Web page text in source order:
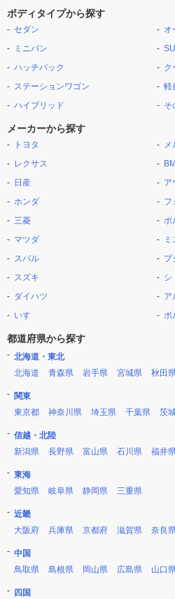
ボディタイプから探す
セダン
ミニバン
ハッチバック
ステーションワゴン
ハイブリッド
オ
ク
軽
そ
メーカーから探す
トヨタ
レクサス
日産
ホンダ
三菱
マツダ
スバル
スズキ
ダイハツ
いすゞ
メ
ア
フ
ポ
ミ
プ
シ
ボ
都道府県から探す
北海道・東北
北海道
青森県 岩手県 宮城県 秋田
関東
東京都
神奈川県 埼玉県 千葉県 茨
信越・北陸
新潟県
長野県 富山県 石川県 福井
東海
愛知県
岐阜県 静岡県 三重県
近畿
大阪府
兵庫県 京都府 滋賀県 奈良
中国
鳥取県
島根県 岡山県 広島県 山口
四国